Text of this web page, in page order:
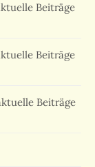
Beiträge
Beiträge
Beiträge